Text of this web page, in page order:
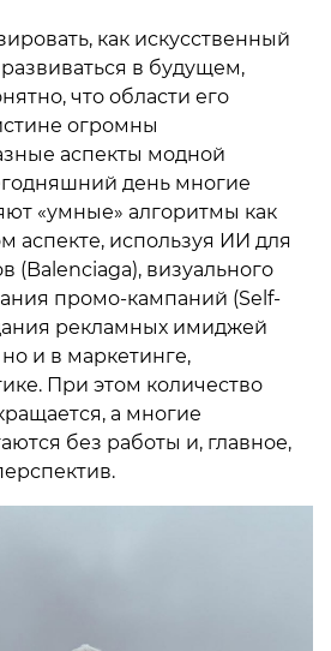
как искусственный
в будущем,
что области его
огромны
аспекты модной
день многие
«умные» алгоритмы как
аспекте, используя ИИ для
(Balenciaga), визуального
промо-кампаний (Self-
рекламных имиджей
но и в маркетинге,
При этом количество
а многие
без работы и, главное,